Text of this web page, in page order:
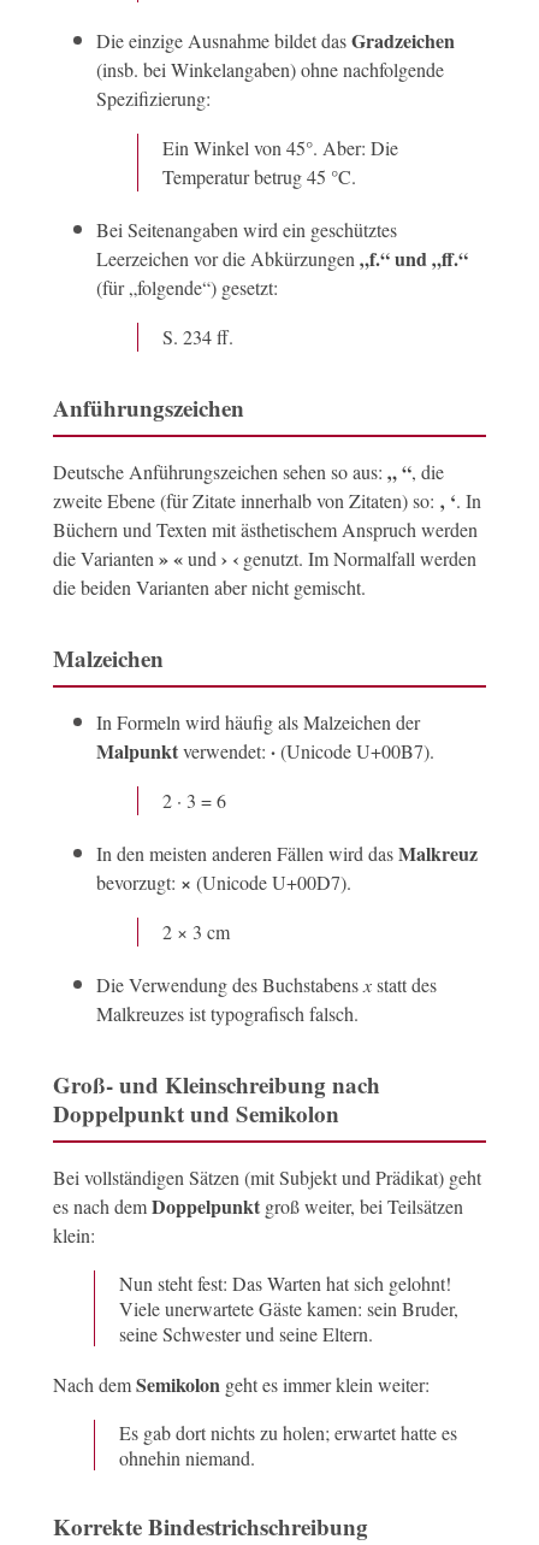
Die einzige Ausnahme bildet dasGradzeichen
(insb. bei Winkelangaben) ohne nachfolgende
Spezifizierung:
Ein Winkel von 45°. Aber: Die
Temperatur betrug 45 °C.
Bei Seitenangaben wird ein geschütztes
Leerzeichen vor die Abkürzungen „f.“ und „ff.“
(für „folgende“) gesetzt:
S. 234 ff.
Anführungszeichen
Deutsche Anführungszeichen sehen so aus: „ “, die
zweite Ebene (für Zitate innerhalb von Zitaten) so: ‚ ‘. In
Büchern und Texten mit ästhetischem Anspruch werden
die Varianten » «und › ‹genutzt. Im Normalfall werden
die beiden Varianten aber nicht gemischt.
Malzeichen
In Formeln wird häufig als Malzeichen der
Malpunktverwendet: ·(Unicode U+00B7).
2 · 3 = 6
In den meisten anderen Fällen wird dasMalkreuz
bevorzugt: × (Unicode U+00D7).
2 × 3 cm
Die Verwendung des Buchstabens xstatt des
Malkreuzes ist typografisch falsch.
Groß- und Kleinschreibung nach
Doppelpunkt und Semikolon
Bei vollständigen Sätzen (mit Subjekt und Prädikat) geht
es nach demDoppelpunktgroß weiter, bei Teilsätzen
klein:
Nun steht fest: Das Warten hat sich gelohnt!
Viele unerwartete Gäste kamen: sein Bruder,
seine Schwester und seine Eltern.
Nach demSemikolon geht es immer klein weiter:
Es gab dort nichts zu holen; erwartet hatte es
ohnehin niemand.
Korrekte Bindestrichschreibung